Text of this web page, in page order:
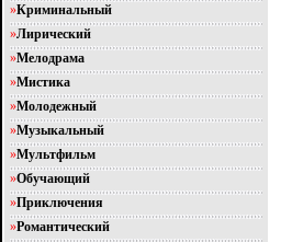
»Криминальный
»Лирический
»Мелодрама
»Мистика
»Молодежный
»Музыкальный
»Мультфильм
»Обучающий
»Приключения
»Романтический